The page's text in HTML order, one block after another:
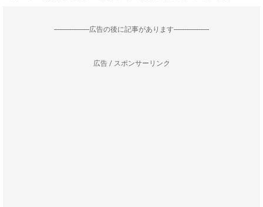
--------------------広告の後に記事があります--------------------
広告 / スポンサーリンク